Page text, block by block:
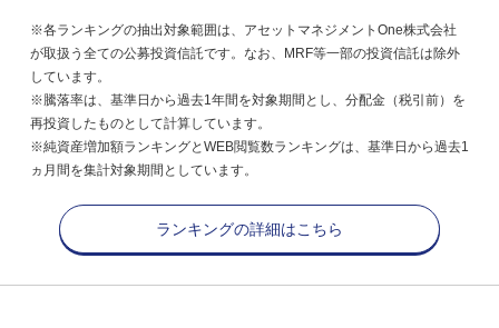
※各ランキングの抽出対象範囲は、アセットマネジメントOne株式会社
が取扱う全ての公募投資信託です。なお、MRF等一部の投資信託は除外
しています。
※騰落率は、基準日から過去1年間を対象期間とし、分配金（税引前）を
再投資したものとして計算しています。
※純資産増加額ランキングとWEB閲覧数ランキングは、基準日から過去1
ヵ月間を集計対象期間としています。
ランキングの詳細はこちら